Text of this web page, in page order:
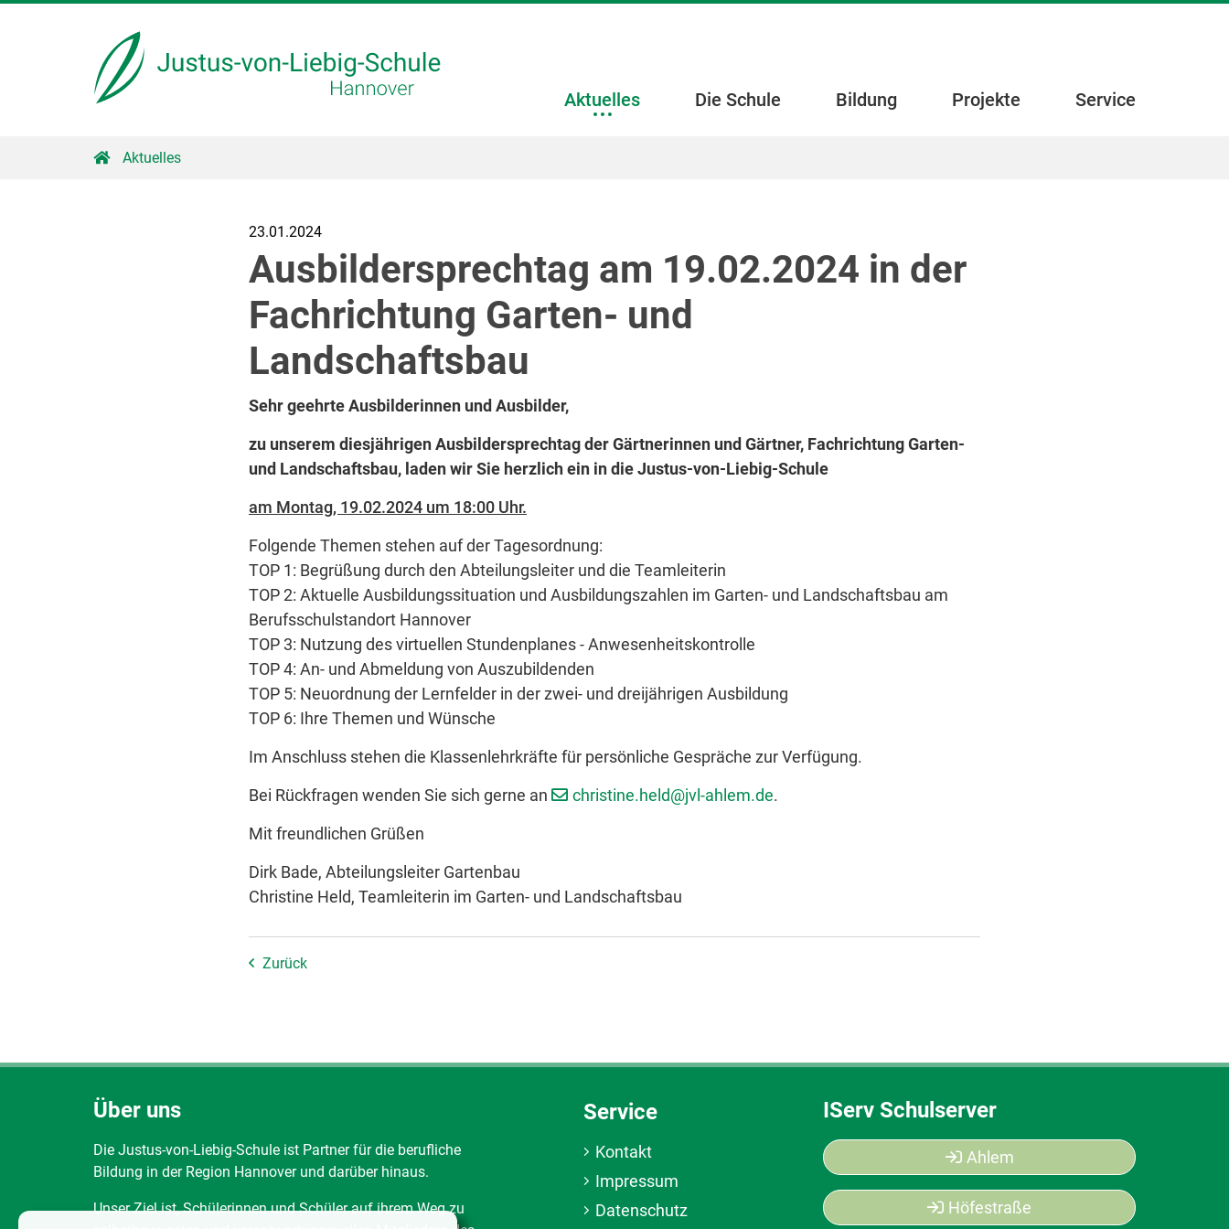
Aktuelles Die Schule Bildung Projekte Service
Aktuelles
23.01.2024
Ausbildersprechtag am 19.02.2024 in der
Fachrichtung Garten- und
Landschaftsbau
Sehr geehrte Ausbilderinnen und Ausbilder,
zu unserem diesjährigen Ausbildersprechtag der Gärtnerinnen und Gärtner, Fachrichtung Garten-
und Landschaftsbau, laden wir Sie herzlich ein in die Justus-von-Liebig-Schule
am Montag, 19.02.2024 um 18:00 Uhr.
Folgende Themen stehen auf der Tagesordnung:
TOP 1: Begrüßung durch den Abteilungsleiter und die Teamleiterin
TOP 2: Aktuelle Ausbildungssituation und Ausbildungszahlen im Garten- und Landschaftsbau am
Berufsschulstandort Hannover
TOP 3: Nutzung des virtuellen Stundenplanes - Anwesenheitskontrolle
TOP 4: An- und Abmeldung von Auszubildenden
TOP 5: Neuordnung der Lernfelder in der zwei- und dreijährigen Ausbildung
TOP 6: Ihre Themen und Wünsche
Im Anschluss stehen die Klassenlehrkräfte für persönliche Gespräche zur Verfügung.
Bei Rückfragen wenden Sie sich gerne an
christine.held@jvl-ahlem.de.
Mit freundlichen Grüßen
Dirk Bade, Abteilungsleiter Gartenbau
Christine Held, Teamleiterin im Garten- und Landschaftsbau
Zurück
Über uns
Die Justus-von-Liebig-Schule ist Partner für die berufliche
Bildung in der Region Hannover und darüber hinaus.
Unser Ziel ist, Schülerinnen und Schüler auf ihrem Weg zu
Service
Kontakt
Impressum
Datenschutz
IServ Schulserver
Ahlem
Höfestraße